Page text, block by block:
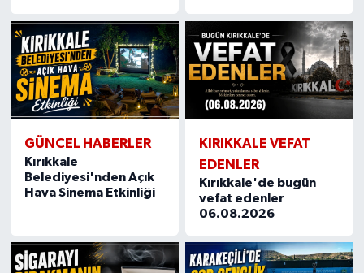
GÜNCEL HABERLER
Kırıkkale
Belediyesi'nden Açık
Hava Sinema Etkinliği
KIRIKKALE VEFAT
EDENLER
Kırıkkale'de bugün
vefat edenler
06.08.2026